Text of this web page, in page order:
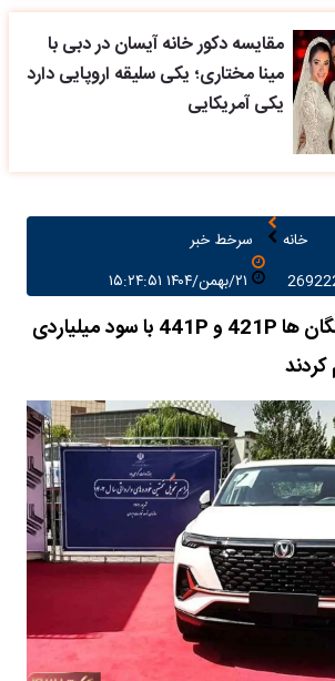
مقایسه دکور خانه آیسان در دبی با
مینا مختاری؛ یکی سلیقه اروپایی دارد
یکی آمریکایی
خانه
سرخط خبر
ثبت نام سایپا؛ چانگان ها 421P و 441P با سود میلیاردی